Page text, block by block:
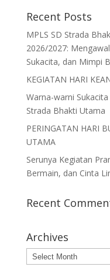
Recent Posts
MPLS SD Strada
2026/2027:
Sukacita, dan Mimpi
KEGIATAN HARI
Warna-warni
Strada Bhakti Utama
PERINGATAN HARI
UTAMA
Serunya Kegiatan
Bermain, dan Cinta
Recent
Archives
Archives